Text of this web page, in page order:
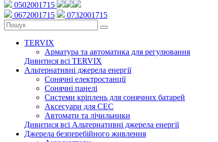
0502001715
0672001715
0732001715
TERVIX
Арматура та автоматика для регулювання
Дивитися всі TERVIX
Альтернативні джерела енергії
Сонячні електростанції
Сонячні панелі
Системи кріплень для сонячних батарей
Аксесуари для СЕС
Автомати та лічильники
Дивитися всі Альтернативні джерела енергії
Джерела безперебійного живлення